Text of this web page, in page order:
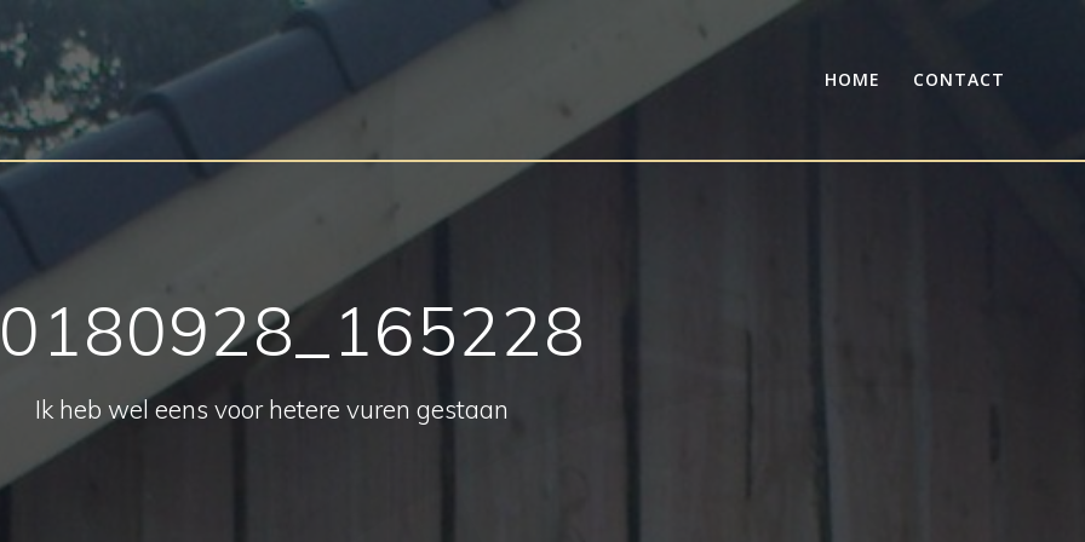
HOME CONTACT
Ik heb wel eens voor hetere vuren gestaan